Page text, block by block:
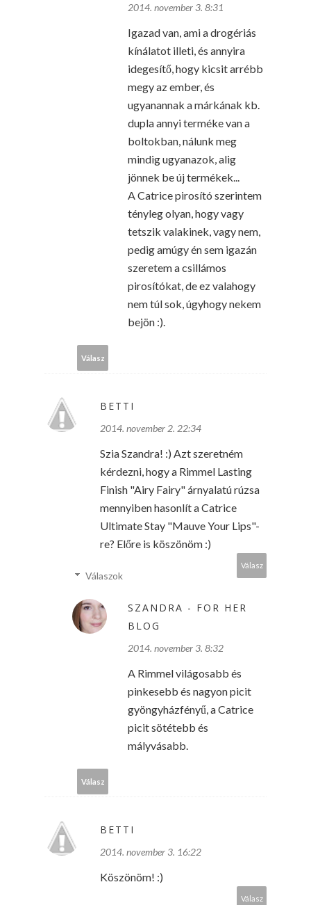
2014. november 3. 8:31
Igazad van, ami a drogériás
kínálatot illeti, és annyira
idegesítő, hogy kicsit arrébb
megy az ember, és
ugyanannak a márkának kb.
dupla annyi terméke van a
boltokban, nálunk meg
mindig ugyanazok, alig
jönnek be új termékek...
A Catrice pirosító szerintem
tényleg olyan, hogy vagy
tetszik valakinek, vagy nem,
pedig amúgy én sem igazán
szeretem a csillámos
pirosítókat, de ez valahogy
nem túl sok, úgyhogy nekem
bejön :).
Válasz
BETTI
2014. november 2. 22:34
Szia Szandra! :) Azt szeretném
kérdezni, hogy a Rimmel Lasting
Finish "Airy Fairy" árnyalatú rúzsa
mennyiben hasonlít a Catrice
Ultimate Stay "Mauve Your Lips"-
re? Előre is köszönöm :)
Válasz
Válaszok
SZANDRA - FOR HER
BLOG
2014. november 3. 8:32
A Rimmel világosabb és
pinkesebb és nagyon picit
gyöngyházfényű, a Catrice
picit sötétebb és
mályvásabb.
Válasz
BETTI
2014. november 3. 16:22
Köszönöm! :)
Válasz